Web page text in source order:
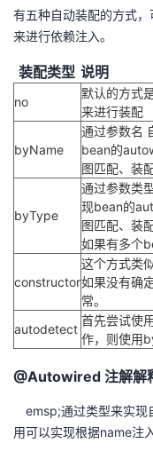
有五种自动装配的方式
来进行依赖注入。
装配类型 说明
no
默认的方式
来进行装配
byName
通过参数名
bean的
图匹配、装
byType
通过参数类
现bean的
图匹配、装
如果有多个
constructor
这个方式类
如果没有确
常。
autodetect
首先尝试使
作，则使用
@Autowired 注解解
emsp;通过类型来实现
用可以实现根据name注